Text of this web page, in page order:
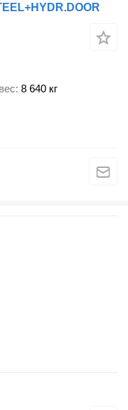
8 640 кг